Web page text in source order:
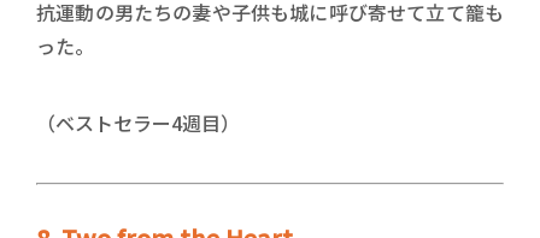
抗運動の男たちの妻や子供も城に呼び寄せて立て籠も
った。
（ベストセラー4週目）